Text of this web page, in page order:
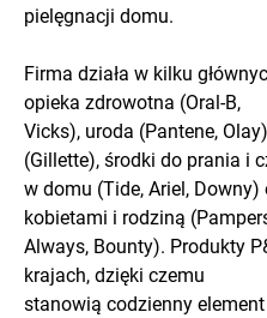
pielęgnacji domu.
Firma działa w kilku
opieka zdrowotna (Oral-B,
Vicks), uroda (Pantene,
(Gillette), środki do prania i
w domu (Tide, Ariel,
kobietami i rodziną
Always, Bounty). Produkty
krajach, dzięki czemu
stanowią codzienny